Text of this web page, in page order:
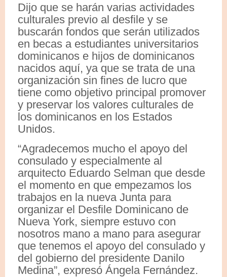
Dijo que se harán varias actividades
culturales previo al desfile y se
buscarán fondos que serán utilizados
en becas a estudiantes universitarios
dominicanos e hijos de dominicanos
nacidos aquí, ya que se trata de una
organización sin fines de lucro que
tiene como objetivo principal promover
y preservar los valores culturales de
los dominicanos en los Estados
Unidos.
“Agradecemos mucho el apoyo del
consulado y especialmente al
arquitecto Eduardo Selman que desde
el momento en que empezamos los
trabajos en la nueva Junta para
organizar el Desfile Dominicano de
Nueva York, siempre estuvo con
nosotros mano a mano para asegurar
que tenemos el apoyo del consulado y
del gobierno del presidente Danilo
Medina”, expresó Ángela Fernández.